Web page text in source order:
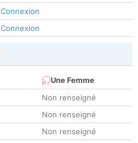
Connexion
Connexion
Une Femme
Non renseigné
Non renseigné
Non renseigné